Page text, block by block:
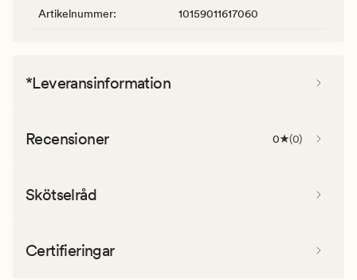
Artikelnummer: 10159011617060
*Leveransinformation
Recensioner 0 (0)
Skötselråd
Certifieringar